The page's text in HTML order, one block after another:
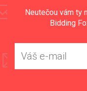
Neutečou vám ty
Bidding